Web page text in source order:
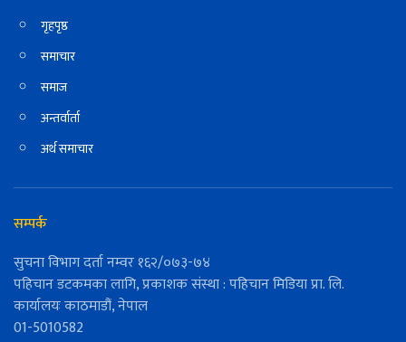
गृहपृष्ठ
समाचार
समाज
अन्तर्वार्ता
अर्थ समाचार
सम्पर्क
सुचना विभाग दर्ता नम्वर १६२/०७३-७४
पहिचान डटकमका लागि, प्रकाशक संस्था : पहिचान मिडिया प्रा. लि.
कार्यालयः काठमाडौं, नेपाल
01-5010582